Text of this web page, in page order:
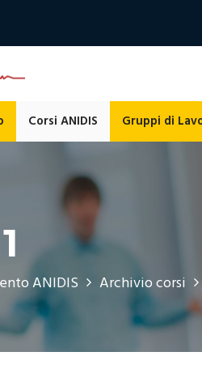
Corsi ANIDIS Gruppi di
ANIDIS Archivio corsi